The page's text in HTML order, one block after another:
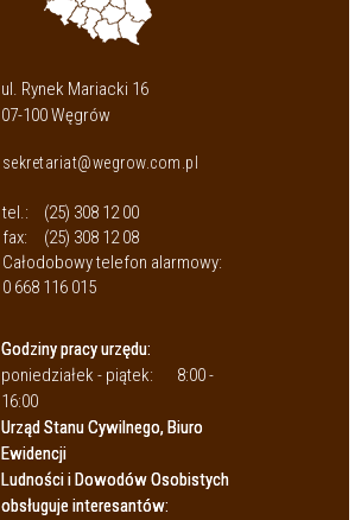
ul. Rynek Mariacki 16
07-100 Węgrów
sekretariat@wegrow.com.pl
tel.:
(25) 308 12 00
fax:
(25) 308 12 08
Całodobowy telefon alarmowy:
0 668 116 015
Godziny pracy urzędu:
poniedziałek - piątek:
8:00 -
16:00
Urząd Stanu Cywilnego, Biuro
Ewidencji
Ludności i Dowodów Osobistych
obsługuje interesantów: